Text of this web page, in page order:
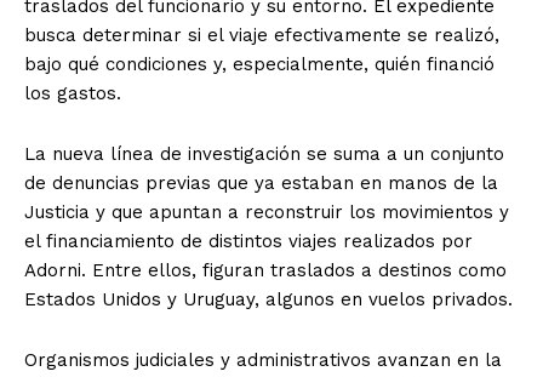
traslados del funcionario y su entorno. El expediente
busca determinar si el viaje efectivamente se realizó,
bajo qué condiciones y, especialmente, quién financió
los gastos.
La nueva línea de investigación se suma a un conjunto
de denuncias previas que ya estaban en manos de la
Justicia y que apuntan a reconstruir los movimientos y
el financiamiento de distintos viajes realizados por
Adorni. Entre ellos, figuran traslados a destinos como
Estados Unidos y Uruguay, algunos en vuelos privados.
Organismos judiciales y administrativos avanzan en la